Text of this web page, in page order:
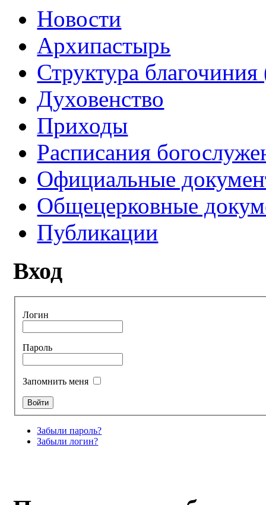
Новости
Архипастырь
Структура
Духовенство
Приходы
Расписания
Официальные
Общецерковные
Публикации
Вход
Логин
Пароль
Запомнить меня
Забыли пароль?
Забыли логин?